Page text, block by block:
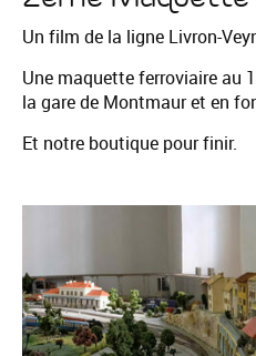
Un film de la ligne Livron-
Une maquette ferroviaire au
la gare de Montmaur et en
Et notre boutique pour finir.